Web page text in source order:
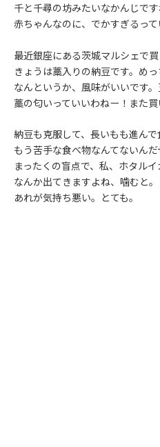
千と千尋の坊みたいなかんじです
赤ちゃんなのに、でかすぎるって
最近銀座にある茨城マルシェで買
きょうは藁入りの納豆です。め
なんというか、風味がいいです。
藁の匂いっていいわねー！また
納豆も克服して、長いもも進んで
もう苦手な食べ物なんてないん
まったくの盲点で、私、ホタルイ
なんか出てきますよね、噛むと。
あれが気持ち悪い。とても。